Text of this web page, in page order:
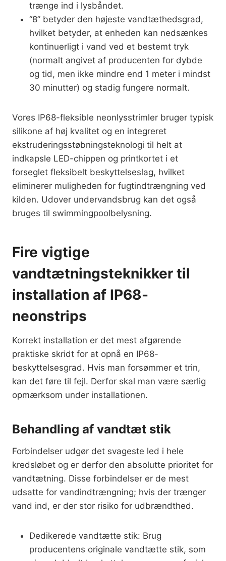
trænge ind i lysbåndet.
“8” betyder den højeste vandtæthedsgrad,
hvilket betyder, at enheden kan nedsænkes
kontinuerligt i vand ved et bestemt tryk
(normalt angivet af producenten for dybde
og tid, men ikke mindre end 1 meter i mindst
30 minutter) og stadig fungere normalt.
Vores IP68-fleksible neonlysstrimler bruger typisk
silikone af høj kvalitet og en integreret
ekstruderingsstøbningsteknologi til helt at
indkapsle LED-chippen og printkortet i et
forseglet fleksibelt beskyttelseslag, hvilket
eliminerer muligheden for fugtindtrængning ved
kilden. Udover undervandsbrug kan det også
bruges til swimmingpoolbelysning.
Fire vigtige
vandtætningsteknikker til
installation af IP68-
neonstrips
Korrekt installation er det mest afgørende
praktiske skridt for at opnå en IP68-
beskyttelsesgrad. Hvis man forsømmer et trin,
kan det føre til fejl. Derfor skal man være særlig
opmærksom under installationen.
Behandling af vandtæt stik
Forbindelser udgør det svageste led i hele
kredsløbet og er derfor den absolutte prioritet for
vandtætning. Disse forbindelser er de mest
udsatte for vandindtrængning; hvis der trænger
vand ind, er der stor risiko for udbrændthed.
Dedikerede vandtætte stik: Brug
producentens originale vandtætte stik, som